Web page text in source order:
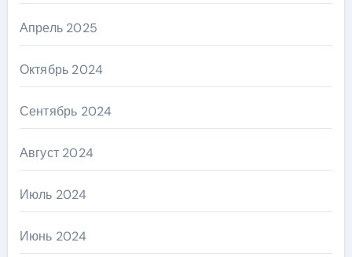
Апрель 2025
Октябрь 2024
Сентябрь 2024
Август 2024
Июль 2024
Июнь 2024